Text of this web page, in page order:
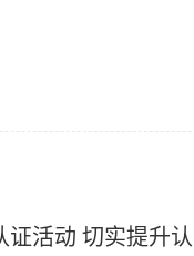
活动 切实提升